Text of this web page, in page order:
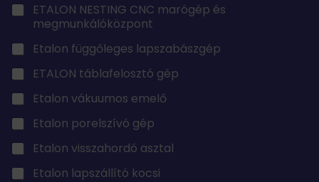
n
ETALON NESTING CNC marógép és
megmunkálóközpont
Etalon függőleges lapszabászgép
ETALON táblafelosztó gép
Etalon vákuumos emelő
Etalon porelszívó gép
Etalon visszahordó asztal
Etalon lapszállító kocsi